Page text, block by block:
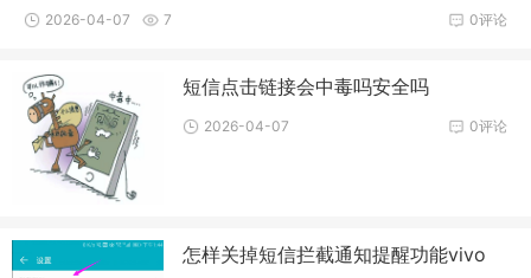
及时联系支付宝客服。确保账户安全，警惕诈骗。
0评论
2026-04-07 7
短信点击链接会中毒吗安全吗
0评论
2026-04-07
怎样关掉短信拦截通知提醒功能vivo